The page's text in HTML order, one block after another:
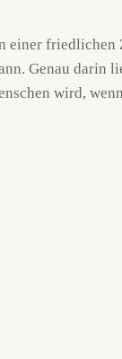
einer friedlichen
Genau darin
wird,